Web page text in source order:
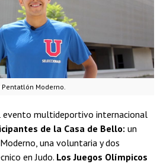
Moderno.
evento multideportivo internacional
de la Casa de Bello: un
una voluntaria y dos
en Judo. Los Juegos Olímpicos